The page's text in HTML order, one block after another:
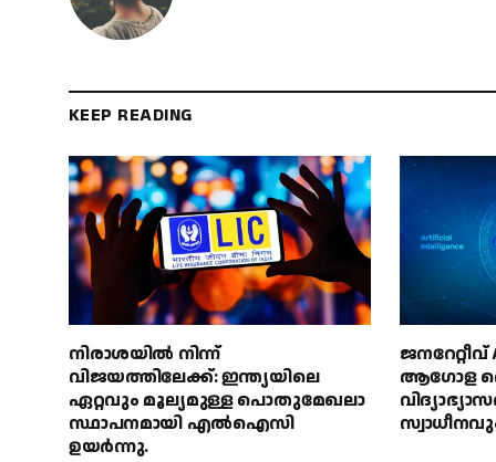
KEEP READING
നിരാശയിൽ നിന്ന്
വിജയത്തിലേക്ക്: ഇന്ത്യയിലെ
ഏറ്റവും മൂല്യമുള്ള പൊതുമേഖലാ
സ്ഥാപനമായി എൽഐസി
ഉയർന്നു.
ആഗോള